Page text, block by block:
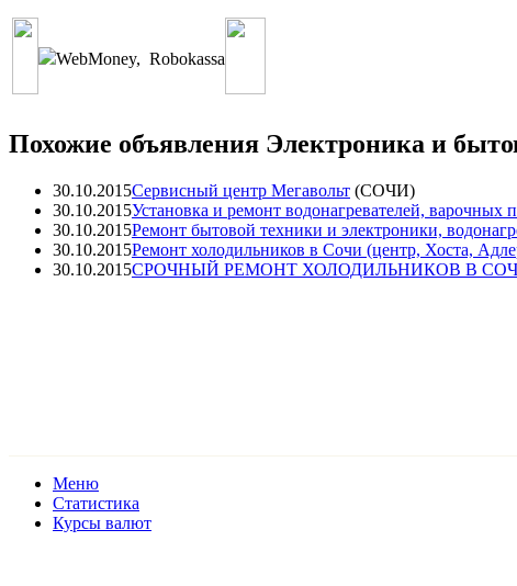
WebMoney, Robokassa
Похожие объявления Электроника и
30.10.2015Сервисный центр Мегавольт (СОЧИ)
30.10.2015Установка и ремонт водонагревателей, варочных
30.10.2015Ремонт бытовой техники и электроники,
30.10.2015Ремонт холодильников в Сочи (центр, Хоста,
30.10.2015СРОЧНЫЙ РЕМОНТ ХОЛОДИЛЬНИКОВ В
Меню
Статистика
Курсы валют